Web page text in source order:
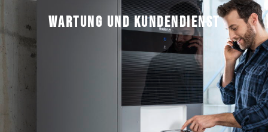
WARTUNG UND KUNDENDIENST